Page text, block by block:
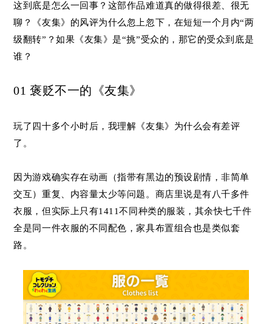
这到底是怎么一回事？这部作品难道真的做得很差、很无
聊？《友集》的风评为什么忽上忽下，在短短一个月内“两
级翻转”？如果《友集》是“挑”受众的，那它的受众到底是
谁？
01 褒贬不一的《友集》
玩了四十多个小时后，我理解《友集》为什么会有差评
了。
因为游戏确实存在动画（指带有黑边的预设剧情，非简单
交互）重复、内容量太少等问题。商店里说是有八千多件
衣服，但实际上只有1411不同种类的服装，其余快七千件
全是同一件衣服的不同配色，家具布置组合也是类似套
路。